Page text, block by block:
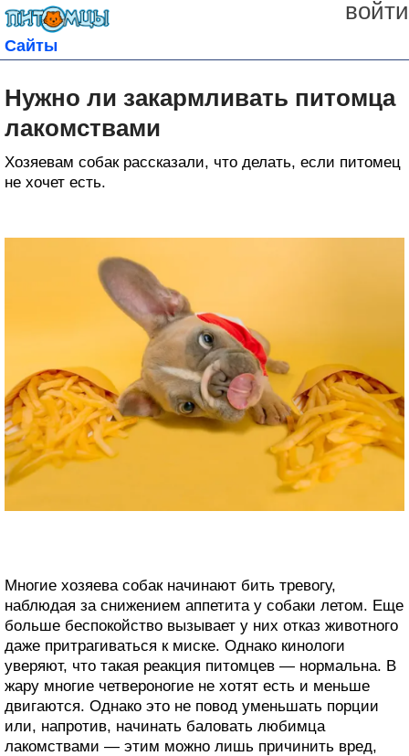
войти
Сайты
Нужно ли закармливать питомца
лакомствами
Хозяевам собак рассказали, что делать, если питомец
не хочет есть.
Многие хозяева собак начинают бить тревогу,
наблюдая за снижением аппетита у собаки летом. Еще
больше беспокойство вызывает у них отказ животного
даже притрагиваться к миске. Однако кинологи
уверяют, что такая реакция питомцев — нормальна. В
жару многие четвероногие не хотят есть и меньше
двигаются. Однако это не повод уменьшать порции
или, напротив, начинать баловать любимца
лакомствами — этим можно лишь причинить вред,